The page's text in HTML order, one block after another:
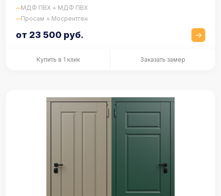
МДФ ПВХ + МДФ ПВХ
Просам + Мосрентген
от 23 500 руб.
Купить в 1 клик Заказать замер